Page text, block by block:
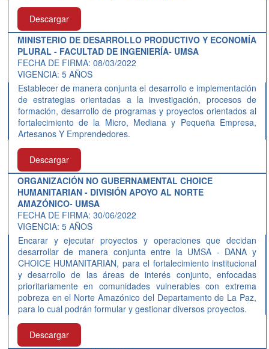
Descargar
MINISTERIO DE DESARROLLO PRODUCTIVO Y ECONOMÍA
PLURAL - FACULTAD DE INGENIERÍA- UMSA
FECHA DE FIRMA: 08/03/2022
VIGENCIA: 5 AÑOS
Establecer de manera conjunta el desarrollo e implementación
de estrategias orientadas a la investigación, procesos de
formación, desarrollo de programas y proyectos orientados al
fortalecimiento de la Micro, Mediana y Pequeña Empresa,
Artesanos Y Emprendedores.
Descargar
ORGANIZACIÓN NO GUBERNAMENTAL CHOICE
HUMANITARIAN - DIVISIÓN APOYO AL NORTE
AMAZÓNICO- UMSA
FECHA DE FIRMA: 30/06/2022
VIGENCIA: 5 AÑOS
Encarar y ejecutar proyectos y operaciones que decidan
desarrollar de manera conjunta entre la UMSA - DANA y
CHOICE HUMANITARIAN, para el fortalecimiento institucional
y desarrollo de las áreas de interés conjunto, enfocadas
prioritariamente en comunidades vulnerables con extrema
pobreza en el Norte Amazónico del Departamento de La Paz,
para lo cual podrán formular y gestionar diversos proyectos.
Descargar